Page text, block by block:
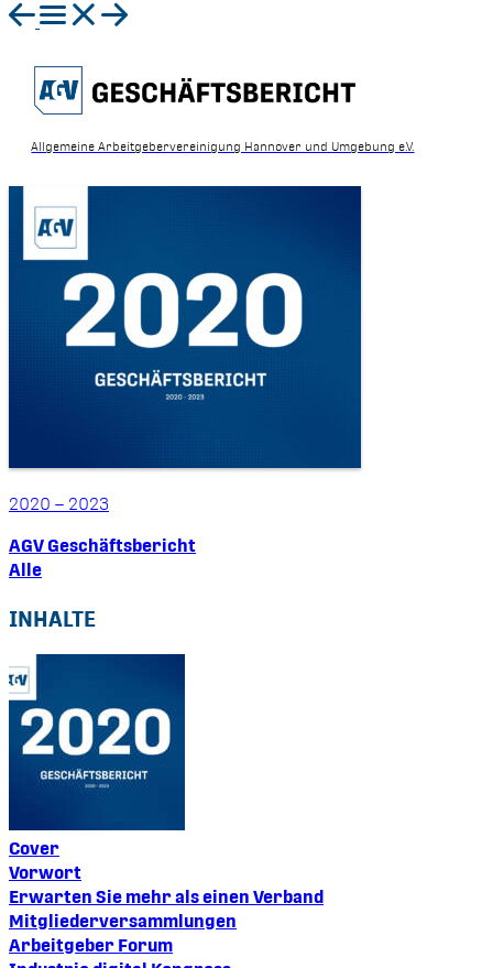
Allgemeine Arbeitgebervereinigung Hannover und Umgebung e.V.
2020 – 2023
AGV Geschäftsbericht
Alle
INHALTE
Cover
Vorwort
Erwarten Sie mehr als einen Verband
Mitgliederversammlungen
Arbeitgeber Forum